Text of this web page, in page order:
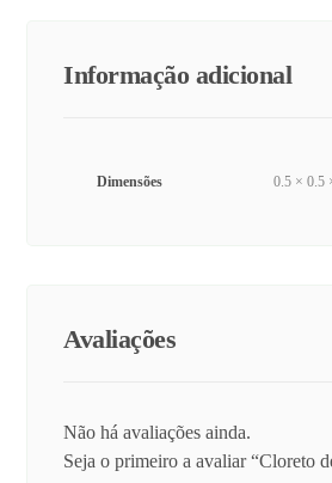
Informação adicional
Dimensões 0.5 × 0.5
Avaliações
Não há avaliações ainda.
Seja o primeiro a avaliar “Cloreto